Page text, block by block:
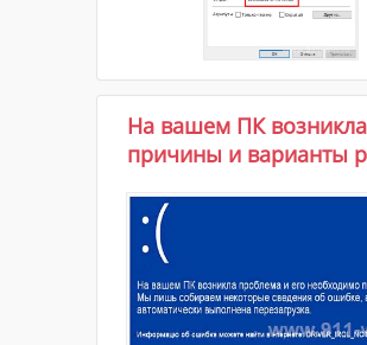
На вашем ПК
причины и варианты